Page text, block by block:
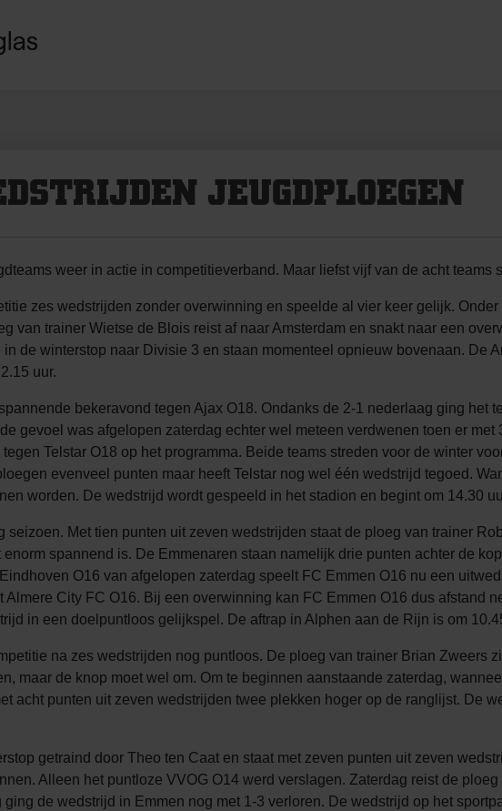
JEUGDPLOEGEN
weer in actie in competitieverband. Maar liefst vijf van de acht teams
zes wedstrijden zonder overwinning en speelde al vier keer gelijk.
van trainer Wietse de Blois reist af naar Amsterdam en snakt naar een
de winterstop naar Divisie 3 en staan momenteel opnieuw bovenaan. De
uur.
bekeravond tegen Ajax O18. Ondanks de 2-1 nederlaag ging het
gevoel was afgelopen zaterdag echter wel meteen verdwenen toen er met
Telstar O18 op het programma. Beide teams streden voor de winter
evenveel punten maar heeft Telstar nog wel één wedstrijd tegoed.
worden. De wedstrijd wordt gespeeld in het stadion en begint om 14.30
seizoen. Met tien punten uit zeven wedstrijden staat de ploeg van trainer
spannend is. De Emmenaren staan namelijk drie punten achter de
O16 van afgelopen zaterdag speelt FC Emmen O16 nu een
Almere City FC O16. Bij een overwinning kan FC Emmen O16 dus afstand
in een doelpuntloos gelijkspel. De aftrap in Alphen aan de Rijn is om
na zes wedstrijden nog puntloos. De ploeg van trainer Brian Zweers
maar de knop moet wel om. Om te beginnen aanstaande zaterdag,
acht punten uit zeven wedstrijden twee plekken hoger op de ranglijst. De
getraind door Theo ten Caat en staat met zeven punten uit zeven
Alleen het puntloze VVOG O14 werd verslagen. Zaterdag reist de
ging de wedstrijd in Emmen nog met 1-3 verloren. De wedstrijd op het